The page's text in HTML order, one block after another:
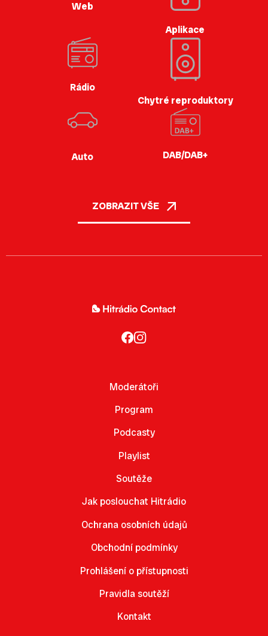
Web
Aplikace
Rádio
Chytré reproduktory
Auto DAB/DAB+
ZOBRAZIT VŠE
Moderátoři
Program
Podcasty
Playlist
Soutěže
Jak poslouchat Hitrádio
Ochrana osobních údajů
Obchodní podmínky
Prohlášení o přístupnosti
Pravidla soutěží
Kontakt